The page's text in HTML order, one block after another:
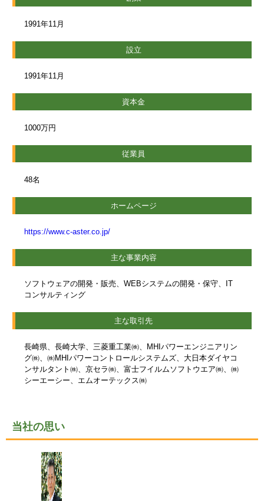
1991年11月
設立
1991年11月
資本金
1000万円
従業員
48名
ホームページ
https://www.c-aster.co.jp/
主な事業内容
ソフトウェアの開発・販売、WEBシステムの開発・保守、IT
コンサルティング
主な取引先
長崎県、長崎大学、三菱重工業㈱、MHIパワーエンジニアリン
グ㈱、㈱MHIパワーコントロールシステムズ、大日本ダイヤコ
ンサルタント㈱、京セラ㈱、富士フイルムソフトウエア㈱、㈱
シーエーシー、エムオーテックス㈱
当社の思い